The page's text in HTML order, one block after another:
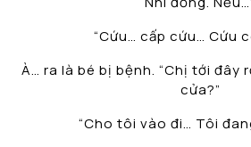
“Cứu… cấp cứu… Cứu
À… ra là bé bị bệnh. “Chị tới đây
cửa?”
“Cho tôi vào đi… Tôi